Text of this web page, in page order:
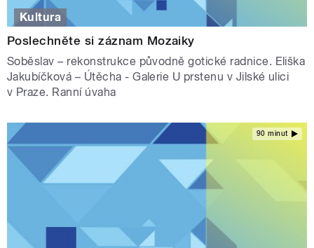
Kultura
Poslechněte si záznam Mozaiky
Soběslav – rekonstrukce původně gotické radnice. Eliška
Jakubíčková – Útěcha - Galerie U prstenu v Jilské ulici
v Praze. Ranní úvaha
90 minut